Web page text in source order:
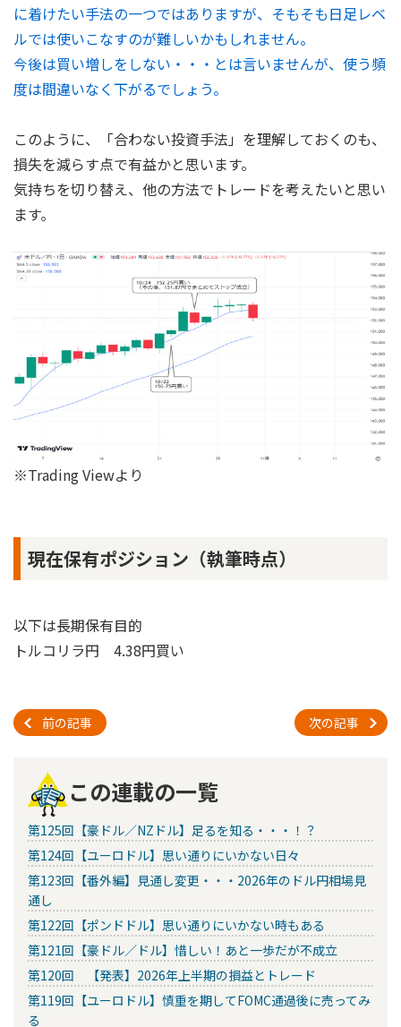
に着けたい手法の一つではありますが、そもそも日足レベ
ルでは使いこなすのが難しいかもしれません。
今後は買い増しをしない・・・とは言いませんが、使う頻
度は間違いなく下がるでしょう。
このように、「合わない投資手法」を理解しておくのも、
損失を減らす点で有益かと思います。
気持ちを切り替え、他の方法でトレードを考えたいと思い
ます。
※Trading Viewより
現在保有ポジション（執筆時点）
以下は長期保有目的
トルコリラ円 4.38円買い
前の記事 次の記事
この連載の一覧
第125回【豪ドル／NZドル】足るを知る・・・！？
第124回【ユーロドル】思い通りにいかない日々
第123回【番外編】見通し変更・・・2026年のドル円相場見
通し
第122回【ポンドドル】思い通りにいかない時もある
第121回【豪ドル／ドル】惜しい！あと一歩だが不成立
第120回 【発表】2026年上半期の損益とトレード
第119回【ユーロドル】慎重を期してFOMC通過後に売ってみ
る